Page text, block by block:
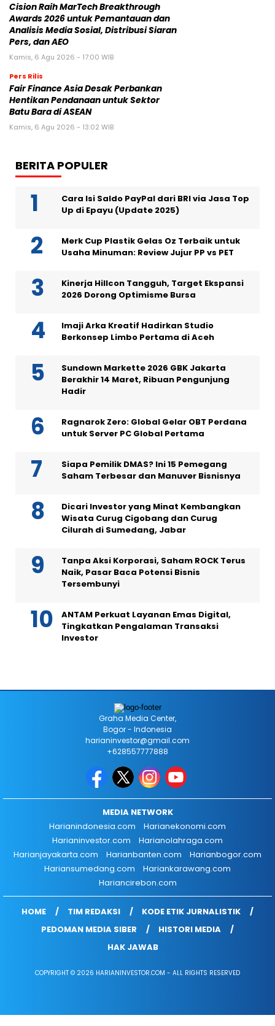
Cision Raih MarTech Breakthrough
Awards 2026 untuk Pemantauan dan
Analisis Media Sosial, Distribusi Siaran
Pers, dan AEO
Kamis, 6 Agu 2026 - 17:00 WIB
Pers Rilis
Fair Finance Asia Desak Perbankan
Hentikan Pendanaan untuk Sektor
Batu Bara di ASEAN
Kamis, 6 Agu 2026 - 13:02 WIB
BERITA POPULER
Cara Isi Saldo PayPal dari BRI via Jasa Top
Up di Epayu (Update 2025)
Merk Cup Plastik Gelas Oz Terbaik untuk
Usaha Minuman: Review Jujur PP vs PET
Kinerja Hillcon Tangguh, Target Ekspansi
2026 Dorong Optimisme Bursa
Imaji Arka Kreatif Hadirkan Studio
Berkonsep Limbo Pertama di Aceh
Sundown Markette 2026 GBK Jakarta
Berakhir 14 Maret, Ribuan Pengunjung
Hadir
Ragnarok Zero: Global Gelar OBT Perdana
untuk Server PC Global Pertama
Siapa Pemilik DMAS? Ini 15 Pemegang
Saham Terbesar dan Manuver Bisnisnya
Dicari Investor yang Minat Kembangkan
Wisata Curug Cigobang dan Curug
Cilurah di Sumedang, Jabar
Tanpa Aksi Korporasi, Saham ROCK Terus
Naik, Pasar Baca Potensi Bisnis
Tersembunyi
ANTAM Perkuat Layanan Emas Digital,
Tingkatkan Pengalaman Transaksi
Investor
Graha Media Center,
Bogor - Indonesia
harianinvestor@gmail.com
+628557777888
MEDIA NETWORK
Harianindonesia.com
Harianekonomi.com
Harianinvestor.com
Harianolahraga.com
Harianjayakarta.com
Harianbanten.com
Harianbogor.com
Hariansumedang.com
Hariankarawang.com
Hariancirebon.com
HOME TIM REDAKSI
KODE ETIK JURNALISTIK
PEDOMAN MEDIA SIBER
HISTORI MEDIA
HAK JAWAB
COPYRIGHT © 2026 HARIANINVESTOR.COM - ALL RIGHTS RESERVED